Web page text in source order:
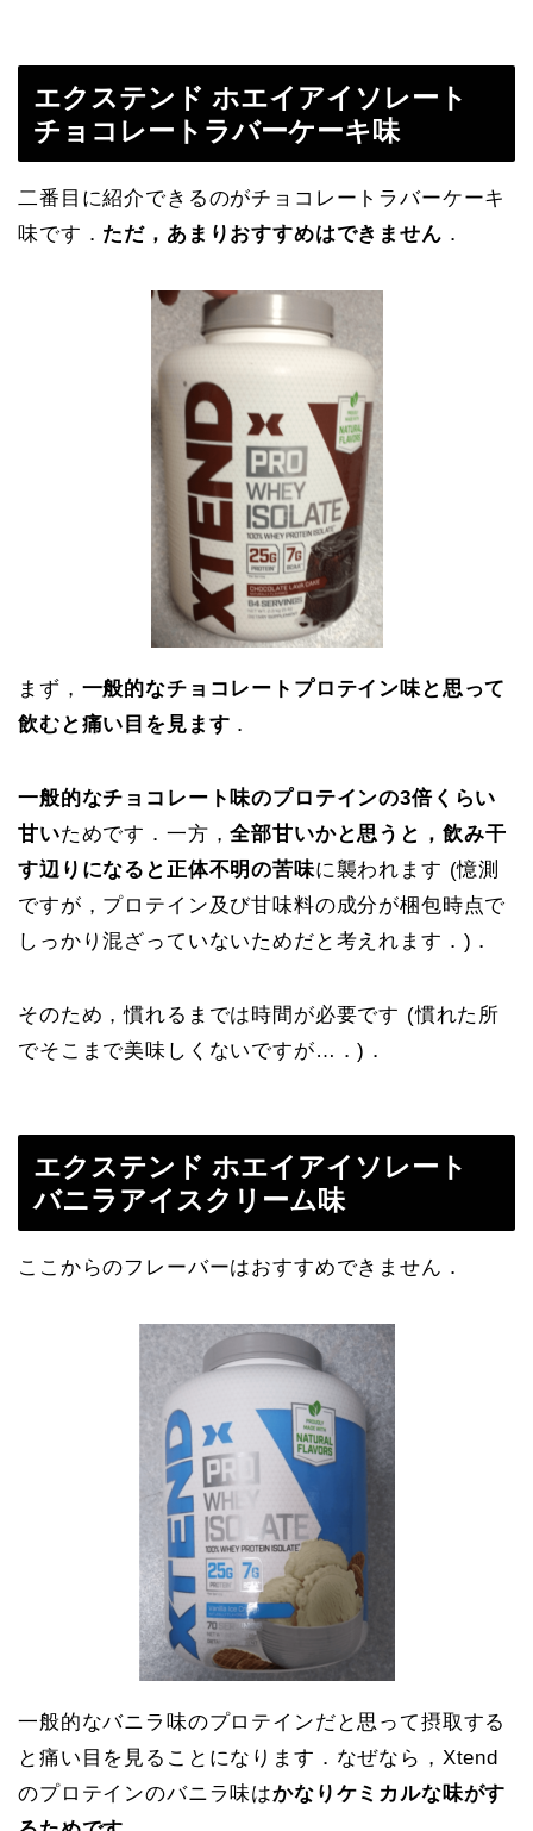
エクステンド ホエイアイソレート
チョコレートラバーケーキ味
二番目に紹介できるのがチョコレートラバーケーキ
味です． ただ，あまりおすすめはできません ．
まず， 一般的なチョコレートプロテイン味と思って
飲むと痛い目を見ます ．
一般的なチョコレート味のプロテインの3倍くらい
甘いためです．一方，全部甘いかと思うと，飲み干
す辺りになると正体不明の苦味に襲われます (憶測
ですが，プロテイン及び甘味料の成分が梱包時点で
しっかり混ざっていないためだと考えれます．)．
そのため，慣れるまでは時間が必要です (慣れた所
でそこまで美味しくないですが…．)．
エクステンド ホエイアイソレート
バニラアイスクリーム味
ここからのフレーバーはおすすめできません．
一般的なバニラ味のプロテインだと思って摂取する
と痛い目を見ることになります．なぜなら，Xtend
のプロテインのバニラ味はかなりケミカルな味がす